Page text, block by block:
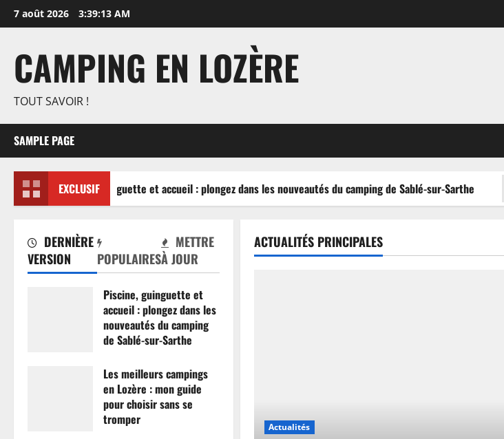
Aller
au
7 août 2026 3:39:14 AM
CAMPING EN LOZÈRE
TOUT SAVOIR !
SAMPLE PAGE
EXCLUSIF
Piscine, guinguette et accueil : plongez dans les nouveautés du camping de Sablé-sur-Sarthe
DERNIÈRE
VERSION
POPULAIRES
METTRE
À JOUR
Piscine, guinguette et
accueil : plongez dans les
nouveautés du camping
de Sablé-sur-Sarthe
Les meilleurs campings
en Lozère : mon guide
pour choisir sans se
tromper
ACTUALITÉS PRINCIPALES
Actualités